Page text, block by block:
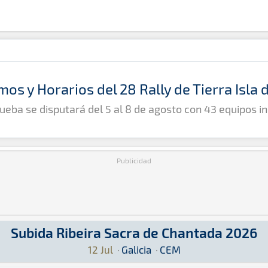
y Horarios del 28 Rally de Tierra Isla
se disputará del 5 al 8 de agosto con 43 equipos
Publicidad
Subida Ribeira Sacra de Chantada 2026
12 Jul · Galicia · CEM
2026 · CEM: Aquí podrás